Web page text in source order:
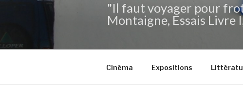
"Il faut voyager pour
Montaigne, Essais Livre
Cinéma Expositions